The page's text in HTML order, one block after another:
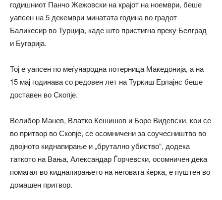
годишниот Панчо Жежовски на крајот на ноември, беше
уапсен на 5 декември минатата година во градот
Баликесир во Турција, каде што пристигна преку Белград
и Бугарија.
Тој е уапсен по меѓународна потерница Македонија, а на
15 мај годинава со редовен лет на Туркиш Ерлајнс беше
доставен во Скопје.
Велибор Манев, Влатко Кешишов и Боре Видевски, кои се
во притвор во Скопје, се осомничени за соучесништво во
двојното киднапирање и „брутално убиство“, додека
таткото на Вања, Александар Ѓорчевски, осомничен дека
помагал во киднапирањето на неговата ќерка, е пуштен во
домашен притвор.